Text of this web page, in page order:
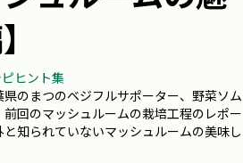
ヒント集
のまつのベジフルサポーター、野菜ソム
回のマッシュルームの栽培工程のレポー
知られていないマッシュルームの美味し